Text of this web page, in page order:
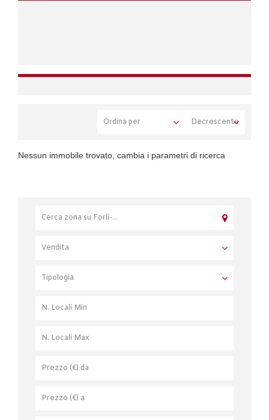
Nessun immobile trovato, cambia i parametri di ricerca